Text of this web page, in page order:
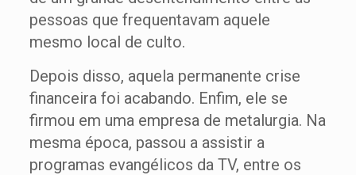
pessoas que frequentavam aquele
mesmo local de culto.
Depois disso, aquela permanente crise
financeira foi acabando. Enfim, ele se
firmou em uma empresa de metalurgia. Na
mesma época, passou a assistir a
programas evangélicos da TV, entre os